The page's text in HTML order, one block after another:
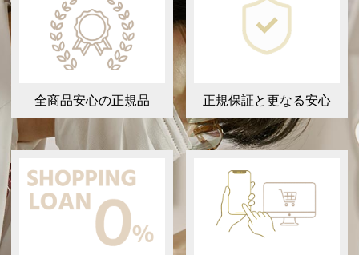
全商品安心の正規品 正規保証と更なる安心